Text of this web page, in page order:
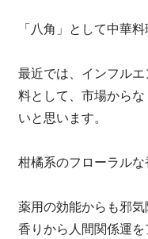
「八角」として中華
最近では、インフル
料として、市場から
いと思います。
柑橘系のフローラルな
薬用の効能からも邪
香りから人間関係運を